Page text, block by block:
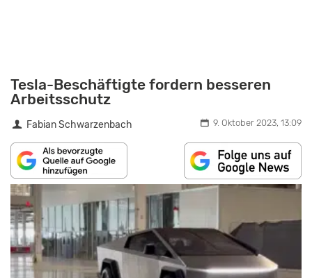
Tesla-Beschäftigte fordern besseren
Arbeitsschutz
Fabian Schwarzenbach 9. Oktober 2023, 13:09